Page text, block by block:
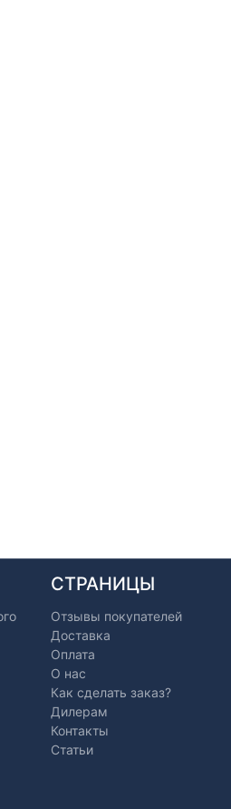
СТРАНИЦЫ
Отзывы покупателей
Доставка
Оплата
О нас
Как сделать заказ?
Дилерам
Контакты
Статьи